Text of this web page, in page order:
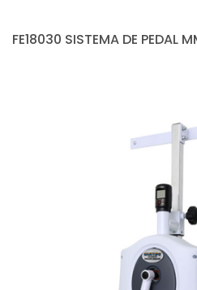
FE18030 SISTEMA DE PEDAL